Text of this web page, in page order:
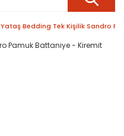
Yataş Bedding Tek Kişilik Sandro